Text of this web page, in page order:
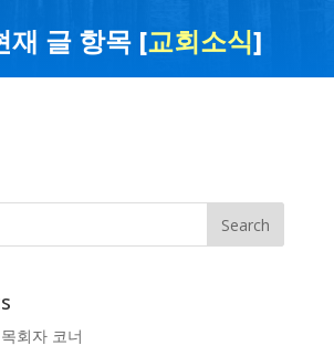
재 글 항목 [교회소식]
회자 코너